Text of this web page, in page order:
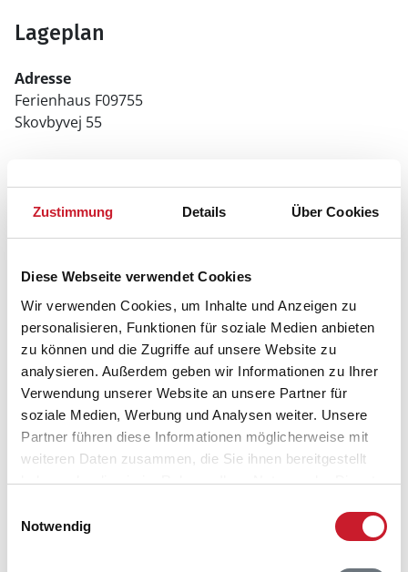
Zustimmung Details Über Cookies
Diese Webseite verwendet Cookies
Wir verwenden Cookies, um Inhalte und Anzeigen zu
personalisieren, Funktionen für soziale Medien anbieten
zu können und die Zugriffe auf unsere Website zu
analysieren. Außerdem geben wir Informationen zu Ihrer
Verwendung unserer Website an unsere Partner für
soziale Medien, Werbung und Analysen weiter. Unsere
Partner führen diese Informationen möglicherweise mit
weiteren Daten zusammen, die Sie ihnen bereitgestellt
haben oder die sie im Rahmen Ihrer Nutzung der Dienste
Notwendig
Lageplan
Adresse
Ferienhaus F09755
Skovbyvej 55